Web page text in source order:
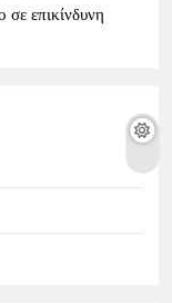
σε επικίνδυνη